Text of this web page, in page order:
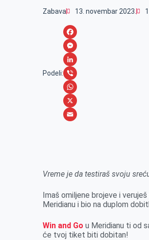
Zabava 13. novembar 2023.
Podeli:
F
a
c
e
b
o
M
e
s
s
e
L
i
n
k
V
i
b
W
h
A
p
X
Vreme je da testiraš svoju
Imaš omiljene brojeve i
Meridianu i bio na duplom
Win and Go u Meridianu ti od
će tvoj tiket biti dobitan!